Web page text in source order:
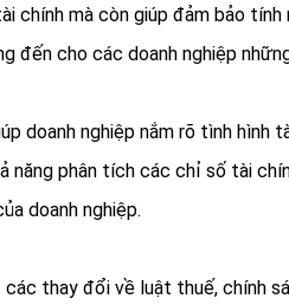
chính mà còn giúp đảm bảo
đến cho các doanh nghiệp
doanh nghiệp nắm rõ tình hình
năng phân tích các chỉ số tài
doanh nghiệp.
thay đổi về luật thuế, chính